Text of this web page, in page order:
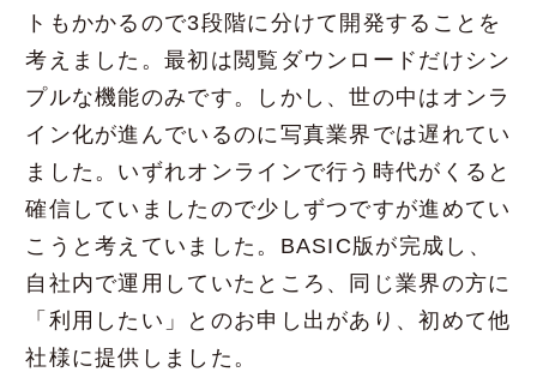
トもかかるので3段階に分けて開発することを
考えました。最初は閲覧ダウンロードだけシン
プルな機能のみです。しかし、世の中はオンラ
イン化が進んでいるのに写真業界では遅れてい
ました。いずれオンラインで行う時代がくると
確信していましたので少しずつですが進めてい
こうと考えていました。BASIC版が完成し、
自社内で運用していたところ、同じ業界の方に
「利用したい」とのお申し出があり、初めて他
社様に提供しました。